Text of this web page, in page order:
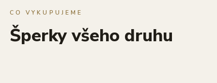
CO VYKUPUJEME
Šperky všeho druhu